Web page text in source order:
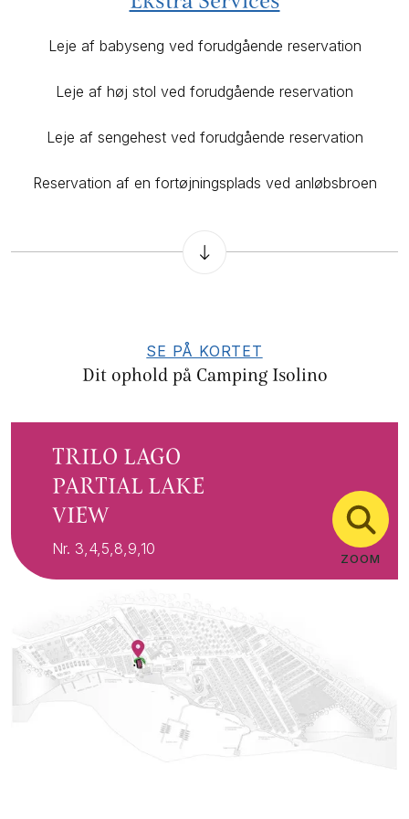
Leje af babyseng ved forudgående reservation
Leje af høj stol ved forudgående reservation
Leje af sengehest ved forudgående reservation
Reservation af en fortøjningsplads ved anløbsbroen
SE PÅ KORTET
Dit ophold på Camping Isolino
TRILO LAGO
PARTIAL LAKE
VIEW
Nr. 3,4,5,8,9,10
ZOOM